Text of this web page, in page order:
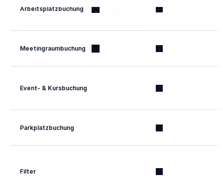
Arbeitsplatzbuchung
Meetingraumbuchung
Event- & Kursbuchung
Parkplatzbuchung
Filter